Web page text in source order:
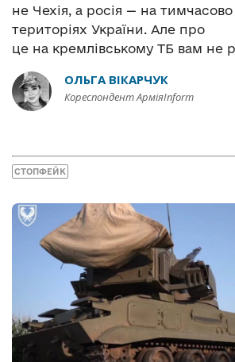
не Чехія, а росія — на
територіях України. Але про
це на кремлівському ТБ вам не
ОЛЬГА ВІКАРЧУК
Кореспондент АрміяInform
СТОПФЕЙК